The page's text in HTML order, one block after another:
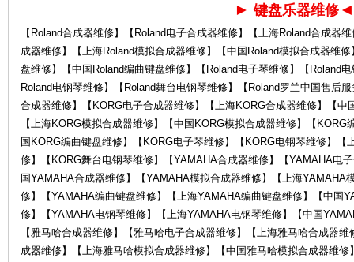
►键盘乐器维修
【Roland合成器维修】【Roland电子合成器维修】【上海Roland合成器
成器维修】【上海Roland模拟合成器维修】【中国Roland模拟合成器维
盘维修】【中国Roland编曲键盘维修】【Roland电子琴维修】【Roland
Roland电钢琴维修】【Roland舞台电钢琴维修】【Roland罗兰中国售后
合成器维修】【KORG电子合成器维修】【上海KORG合成器维修】【
【上海KORG模拟合成器维修】【中国KORG模拟合成器维修】【
国KORG编曲键盘维修】【KORG电子琴维修】【KORG电钢琴维修】
修】【KORG舞台电钢琴维修】【YAMAHA合成器维修】【YAMAHA电
国YAMAHA合成器维修】【YAMAHA模拟合成器维修】【上海YAMAHA
修】【YAMAHA编曲键盘维修】【上海YAMAHA编曲键盘维修】【中国
修】【YAMAHA电钢琴维修】【上海YAMAHA电钢琴维修】【中国
【雅马哈合成器维修】【雅马哈电子合成器维修】【上海雅马哈合成器
成器维修】【上海雅马哈模拟合成器维修】【中国雅马哈模拟合成器维